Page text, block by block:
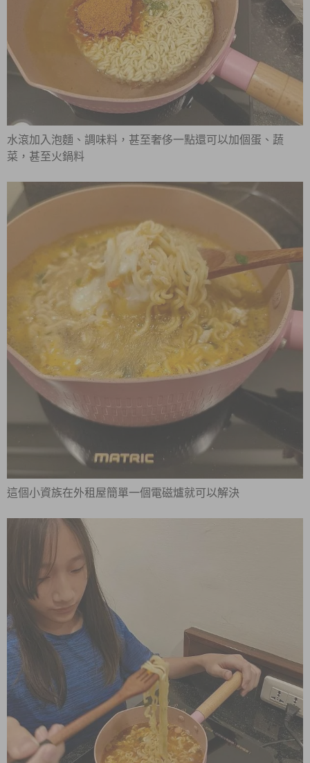
水滾加入泡麵、調味料，甚至奢侈一點還可以加個蛋、蔬
菜，甚至火鍋料
這個小資族在外租屋簡單一個電磁爐就可以解決